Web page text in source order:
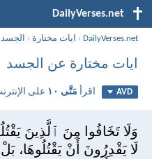
DailyVerses.net
DailyVerses.net
› ايات مختارة › الجسد
ايات مختارة عن الجسد
AVD اقرأ مَتَّى ١٠ على
وَلَا تَخَافُوا مِنَ ٱلَّذِينَ
لَا يَقْدِرُونَ أَنْ يَقْتُلُوهَا،